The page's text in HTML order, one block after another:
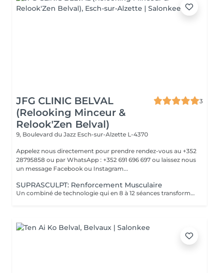
JFG CLINIC BELVAL
(Relooking Minceur &
Relook'Zen Belval)
3
9, Boulevard du Jazz Esch-sur-Alzette L-4370
Appelez nous directement pour prendre rendez-vous au +352
28795858 ou par WhatsApp : +352 691 696 697 ou laissez nous
un message Facebook ou Instagram...
SUPRASCULPT: Renforcement Musculaire
Un combiné de technologie qui en 8 à 12 séances transformera votre silhouette sur une zone du corps.. Des abdos développés? des cuisses tonifiées ?? des bras remodelés?? alors n'hésitez plus !!